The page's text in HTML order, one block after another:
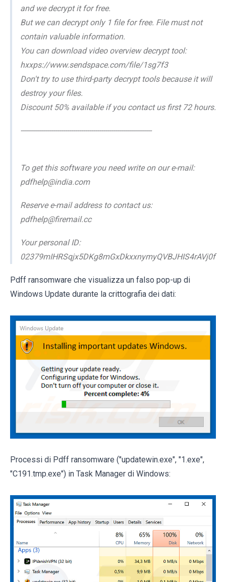
and we decrypt it for free.
But we can decrypt only 1 file for free. File must not
contain valuable information.
You can download video overview decrypt tool:
hxxps://www.sendspace.com/file/1sg7f3
Don't try to use third-party decrypt tools because it will
destroy your files.
Discount 50% available if you contact us first 72 hours.
-----------------------------------------------------------------
To get this software you need write on our e-mail:
pdfhelp@india.com
Reserve e-mail address to contact us:
pdfhelp@firemail.cc
Your personal ID:
02379mIHRSqjx5DKg8mGxDkxxnymyQVBJHIS4rAVj0f
Pdff ransomware che visualizza un falso pop-up di
Windows Update durante la crittografia dei dati:
Processi di Pdff ransomware ("updatewin.exe", "1.exe",
"C191.tmp.exe") in Task Manager di Windows: